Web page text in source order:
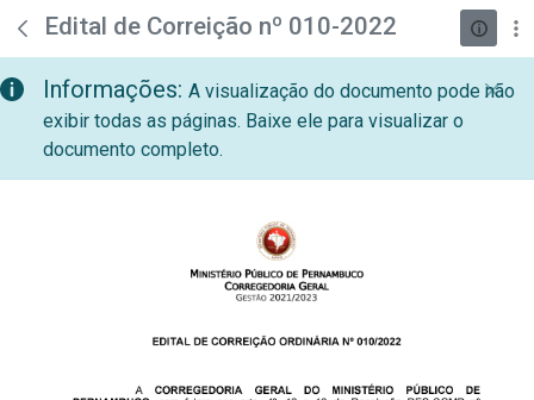
Pular para o Conteúdo principal
teste descricao
Edital de Correição nº 010-2022
Informações: A visualização do documento pode não
exibir todas as páginas. Baixe ele para visualizar o
documento completo.